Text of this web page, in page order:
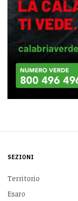
SEZIONI
Territorio
Esaro